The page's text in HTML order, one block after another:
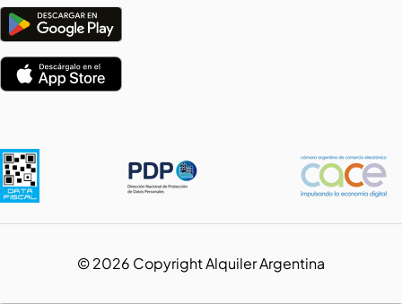
©2026 Copyright Alquiler Argentina